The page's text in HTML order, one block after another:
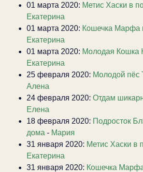
01 марта 2020: Метис Хаски в
Екатерина
01 марта 2020: Кошечка Марфа
Екатерина
01 марта 2020: Молодая Кошка
Екатерина
25 февраля 2020: Молодой пёс
Алена
24 февраля 2020: Отдам
Елена
18 февраля 2020: Подросток
дома - Мария
31 января 2020: Метис Хаски в
Екатерина
31 января 2020: Кошечка